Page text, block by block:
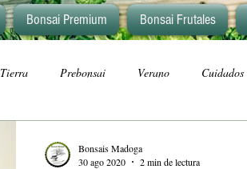
Bonsai Premium Bonsai Frutales
Tierra Prebonsai Verano Cuidados
Bonsais Madoga
30 ago 2020
2 min de lectura